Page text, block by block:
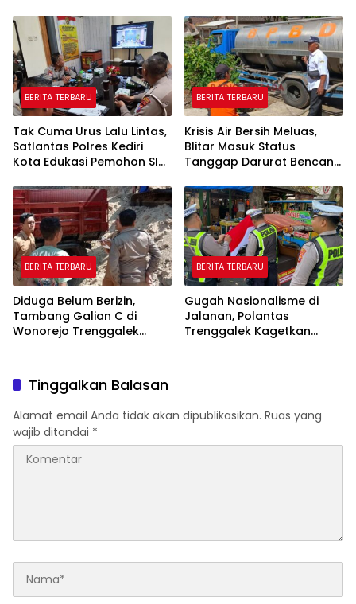
“Beliau Pejuang Keadilan
yang Vokal”
BERITA TERBARU
Tak Cuma Urus Lalu Lintas,
Satlantas Polres Kediri
Kota Edukasi Pemohon SIM
Pelatihan AI
BERITA TERBARU
Krisis Air Bersih Meluas,
Blitar Masuk Status
Tanggap Darurat Bencana
BERITA TERBARU
Diduga Belum Berizin,
Tambang Galian C di
Wonorejo Trenggalek
BERITA TERBARU
Gugah Nasionalisme di
Jalanan, Polantas
Trenggalek Kagetkan
Tinggalkan Balasan
Alamat email Anda tidak akan dipublikasikan. Ruas yang
wajib ditandai *